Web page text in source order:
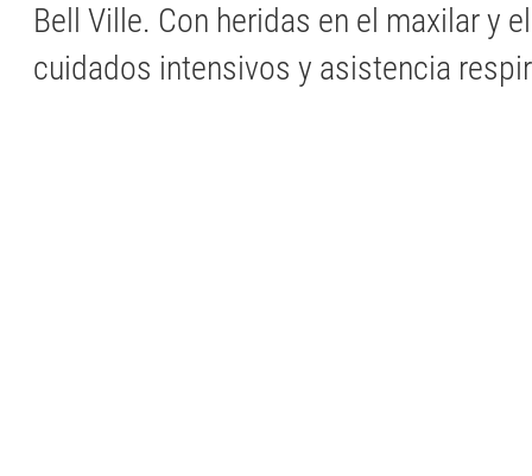
Bell Ville. Con heridas en el maxilar y
cuidados intensivos y asistencia